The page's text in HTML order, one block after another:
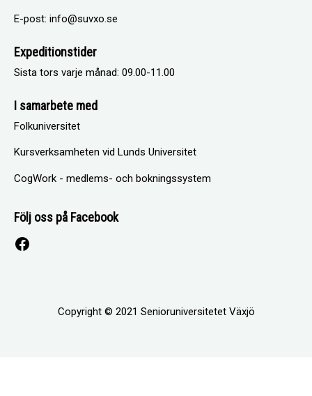
E-post: info@suvxo.se
Expeditionstider
Sista tors varje månad: 09.00-11.00
I samarbete med
Folkuniversitet
Kursverksamheten vid Lunds Universitet
CogWork - medlems- och bokningssystem
Följ oss på Facebook
Facebook
Copyright © 2021 Senioruniversitetet Växjö